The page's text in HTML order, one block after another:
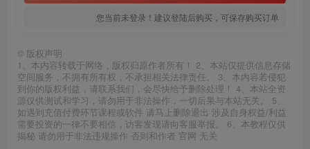
您当前未登录！建议登陆后购买，可保存购买订单
© 版权声明
1、本内容转载于网络，版权归原作者所有！ 2、本站仅提供信息存储
空间服务，不拥有所有权，不承担相关法律责任。 3、本内容若侵犯
到你的版权利益，请联系我们，会尽快给予删除处理！ 4、本站全资
源仅供测试和学习，请勿用于非法操作，一切后果与本站无关。 5、
如遇到充值付费环节课程或软件 请马上删除退出 涉及自身权益/利益
需要投资的一律不要相信，访客发现请向客服举报。 6、本教程仅供
揭秘 请勿用于非法违规操作 否则和作者 官网 无关